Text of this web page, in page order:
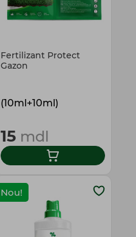
Fertilizant Protect
Gazon
(10ml+10ml)
15 mdl
Nou!